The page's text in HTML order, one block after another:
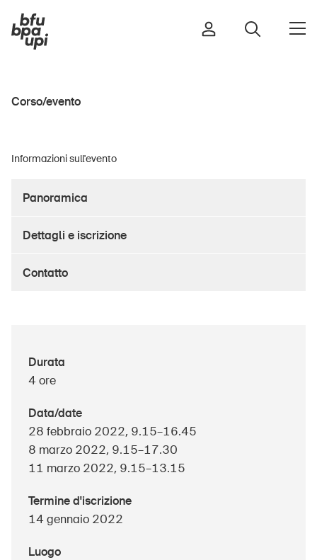
Casa e giardino
Anziani
UPI – chi siamo
Politica
Posti vacanti
Corso/evento
Informazioni sull'evento
Panoramica
Dettagli e iscrizione
Contatto
Durata
4 ore
Data/date
28 febbraio 2022, 9.15–16.45
8 marzo 2022, 9.15–17.30
11 marzo 2022, 9.15–13.15
Termine d'iscrizione
14 gennaio 2022
Luogo